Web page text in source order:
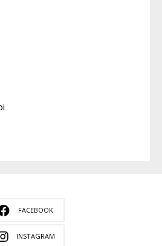
FACEBOOK
INSTAGRAM